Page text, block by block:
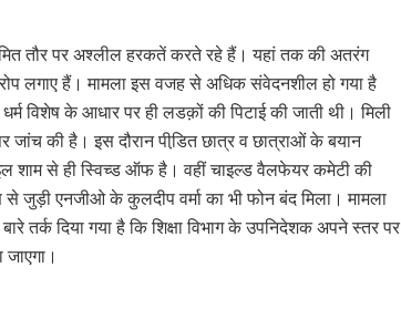
तौर पर अश्लील हरकतें करते रहे हैं। यहां तक की अतरंग
लगाए हैं। मामला इस वजह से अधिक संवेदनशील हो गया है
विशेष के आधार पर ही लडक़ों की पिटाई की जाती थी। मिली
जांच की है। इस दौरान पीडि़त छात्र व छात्राओं के बयान
शाम से ही स्विच्ड ऑफ है। वहीं चाइल्ड वैलफेयर कमेटी की
जुड़ी एनजीओ के कुलदीप वर्मा का भी फोन बंद मिला। मामला
तर्क दिया गया है कि शिक्षा विभाग के उपनिदेशक अपने स्तर पर